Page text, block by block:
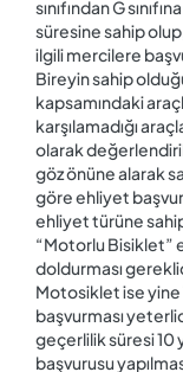
sınıfından G
süresine sahip
ilgili mercilere
Bireyin sahip
kapsamındaki
karşılamadığı
olarak
göz önüne alarak
göre ehliyet
ehliyet türüne
“Motorlu Bisiklet”
doldurması
Motosiklet ise yine
başvurması
geçerlilik süresi 10
başvurusu